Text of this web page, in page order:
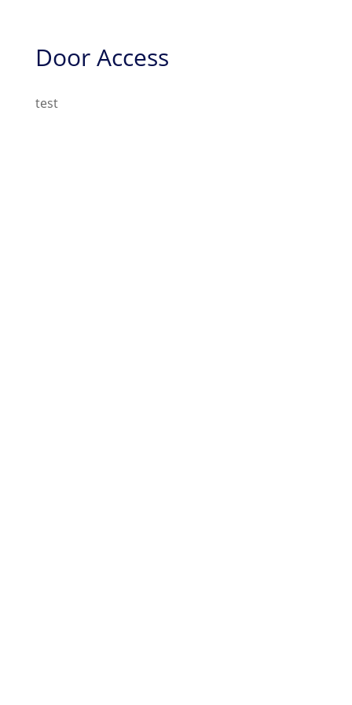
Door Access
test